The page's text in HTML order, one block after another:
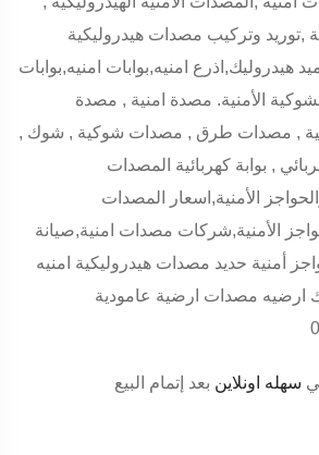
,توريد وتركيب مصدات هيدروليكية
هيدروليك,اذرع امنيه,بوابات امنيه,بوابات
الأمنية. مصدة امنية , مصدة
, مصدات طرق , مصدات شوكية , شوك ,
, بوابة كهربائية المصدات
الأمنية,اسعار المصدات
الأمنية,شركات مصدات امنية,صيانة
أمنية حديد مصدات هيدروليكية امنيه
سهله اونلاين بعد إتمام البيع